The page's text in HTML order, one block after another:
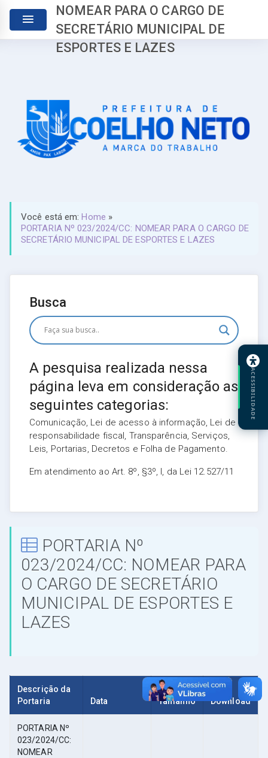
NOMEAR PARA O CARGO DE
SECRETÁRIO MUNICIPAL DE
ESPORTES E LAZES
Você está em:Home »
PORTARIA Nº 023/2024/CC: NOMEAR PARA O CARGO DE
SECRETÁRIO MUNICIPAL DE ESPORTES E LAZES
Busca
A pesquisa realizada nessa
página leva em consideração as
seguintes categorias:
Comunicação, Lei de acesso à informação, Lei de
responsabilidade fiscal, Transparência, Serviços,
Leis, Portarias, Decretos e Folha de Pagamento.
Em atendimento ao Art. 8º, §3º, I, da Lei 12.527/11
PORTARIA Nº
023/2024/CC: NOMEAR PARA
O CARGO DE SECRETÁRIO
MUNICIPAL DE ESPORTES E
LAZES
Descrição da
Portaria
Data Tamanho Download
PORTARIA Nº
023/2024/CC:
NOMEAR
ACESSIBILIDADE